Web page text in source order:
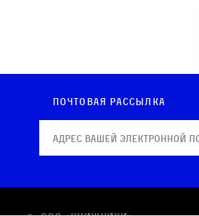
Почтовая рассылка